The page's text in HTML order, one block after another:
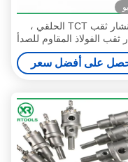
منشار ثقب TCT الحلقي ،
ثقب الفولاذ المقاوم للصدأ
للفولاذ الصلب
على أفضل سعر